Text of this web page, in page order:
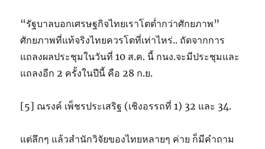
“รัฐบาลบอกเศรษฐกิจไทยเราโตต่ำกว่าศักยภาพ”
ศักยภาพที่แท้จริงไทยควรโตที่เท่าไหร่.. ถัดจากการ
แถลงผลประชุมในวันที่ 10 ส.ค. นี้ กนง.จะมีประชุมและ
แถลงอีก 2 ครั้งในปีนี้ คือ 28 ก.ย.
[5] ณรงค์ เพ็ชรประเสริฐ (เชิงอรรถที่ 1) 32 และ 34.
แต่ลึกๆ แล้วสำนักวิจัยของไทยหลายๆ ค่าย ก็มีคำถาม